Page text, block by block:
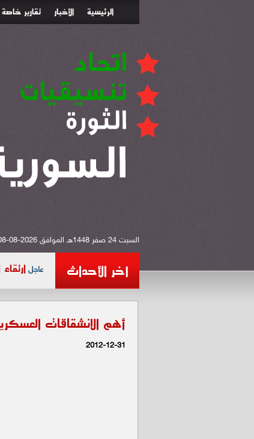
الرئيسية الأخبار تقارير خاصة
السبت 24 صفر 1448هـ الموافق 2026-08-08
آخر الأحداث عاجل ارتقاء
أهم الانشقاقات
2012-12-31